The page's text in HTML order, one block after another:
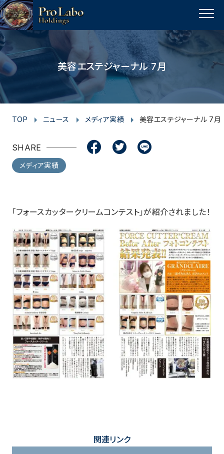
MENU
美容エステジャーナル 7月
TOP ニュース メディア実績 美容エステジャーナル 7月
SHARE
c
e
b
o
o
k
i
t
t
e
n
e
メディア実績
「フォースカッタークリームコンテスト」が紹介されました！
関連リンク
p
a
g
e
t
o
p
s
t
a
g
r
a
m
c
e
b
o
k
i
t
t
e
r
u
t
u
e